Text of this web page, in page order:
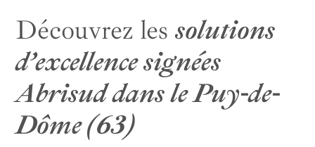
Découvrez lessolutions
d’excellence signées
Abrisud dans le Puy-de-
Dôme (63)